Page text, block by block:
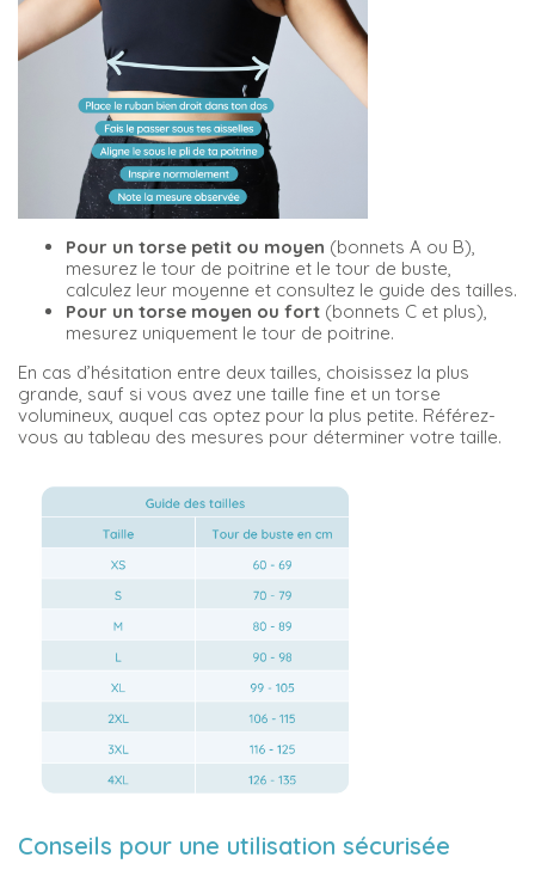
Pour un torse petit ou moyen (bonnets A ou B),
mesurez le tour de poitrine et le tour de buste,
calculez leur moyenne et consultez le guide des tailles.
Pour un torse moyen ou fort (bonnets C et plus),
mesurez uniquement le tour de poitrine.
En cas d’hésitation entre deux tailles, choisissez la plus
grande, sauf si vous avez une taille fine et un torse
volumineux, auquel cas optez pour la plus petite. Référez-
vous au tableau des mesures pour déterminer votre taille.
Conseils pour une utilisation sécurisée